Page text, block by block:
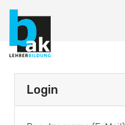
Login